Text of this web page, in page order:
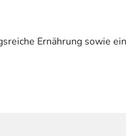
Ernährung sowie